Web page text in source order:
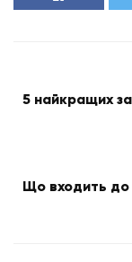
5 найкращих
Що входить до